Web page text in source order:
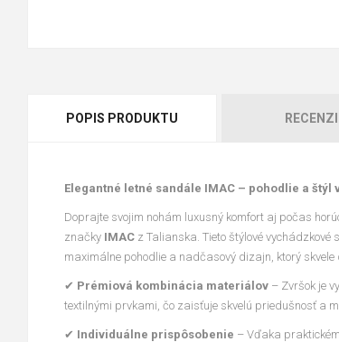
POPIS PRODUKTU
Elegantné letné sandále IMAC – pohodlie a štýl
Doprajte svojim nohám luxusný komfort aj počas
značky IMAC z Talianska. Tieto štýlové
maximálne pohodlie a nadčasový dizajn, ktorý skvele
✔ Prémiová kombinácia materiálov – Zvršok je
textilnými prvkami, čo zaisťuje skvelú priedušnosť a
✔ Individuálne prispôsobenie – Vďaka